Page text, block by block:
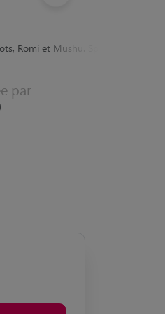
Romi et Mushu. Sportif
par